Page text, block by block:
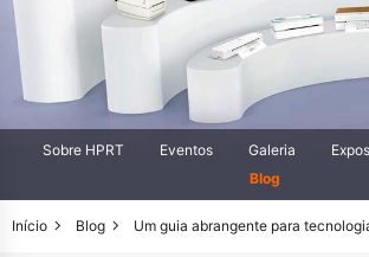
Sobre HPRT Eventos Galeria
Blog
Início Blog Um guia abrangente para